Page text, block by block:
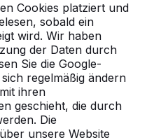
Cookies platziert und
sobald ein
wird. Wir haben
der Daten durch
Sie die Google-
regelmäßig ändern
ihren
geschieht, die durch
Die
unsere Website
in ganz Europa
Sie hier, wo Sie